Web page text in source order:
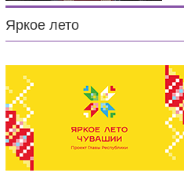
Яркое лето